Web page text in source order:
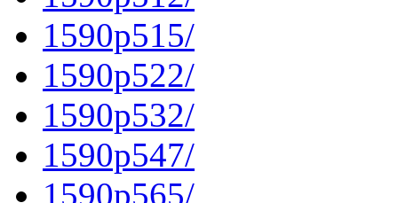
1590p515/
1590p522/
1590p532/
1590p547/
1590p565/